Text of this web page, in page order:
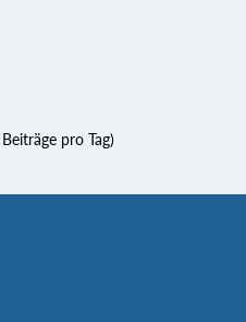
pro Tag)